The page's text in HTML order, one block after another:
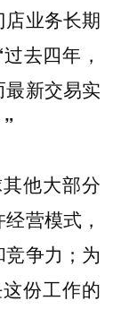
业务长期
过去四年，
新交易实
他大部分
营模式，
争力； 为
份工作的